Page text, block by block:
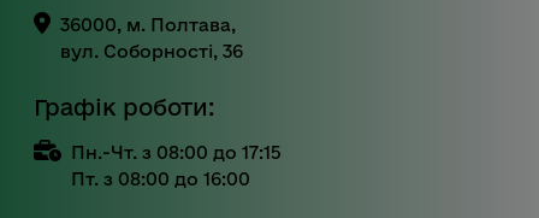
36000, м. Полтава,
вул. Соборності, 36
Графік роботи:
Пн.-Чт. з 08:00 до 17:15
Пт. з 08:00 до 16:00